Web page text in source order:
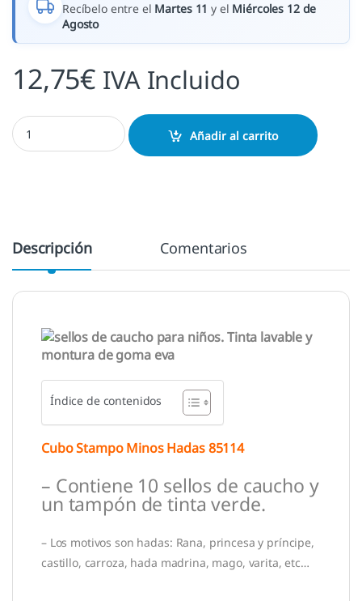
Recíbelo entre el Martes 11 y el Miércoles 12 de
Agosto
12,75€ IVA Incluido
Stampo Minos Hadas cantidad
Añadir al carrito
Descripción Comentarios
Índice de contenidos
Cubo Stampo Minos Hadas 85114
– Contiene 10 sellos de caucho y
un tampón de tinta verde.
– Los motivos son hadas: Rana, princesa y príncipe,
castillo, carroza, hada madrina, mago, varita, etc…